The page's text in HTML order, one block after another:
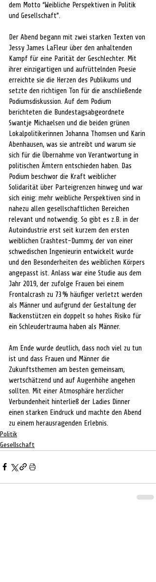
dem Motto “Weibliche Perspektiven in Politik
und Gesellschaft”.
Der Abend begann mit zwei starken Texten von
Jessy James LaFleur über den anhaltenden
Kampf für eine Parität der Geschlechter. Mit
ihrer einzigartigen und aufrüttelnden Poesie
erreichte sie die Herzen des Publikums und
setzte den richtigen Ton für die anschließende
Podiumsdiskussion. Auf dem Podium
berichteten die Bundestagsabgeordnete
Swantje Michaelsen und die beiden grünen
Lokalpolitikerinnen Johanna Thomsen und Karin
Abenhausen, was sie antreibt und warum sie
sich für die Übernahme von Verantwortung in
politischen Ämtern entschieden haben. Das
Podium beschwor die Kraft weiblicher
Solidarität über Parteigrenzen hinweg und war
sich einig: mehr weibliche Perspektiven sind in
nahezu allen gesellschaftlichen Bereichen
relevant und notwendig. So gibt es z.B. in der
Autoindustrie erst seit kurzem den ersten
weiblichen Crashtest-Dummy, der von einer
schwedischen Ingenieurin entwickelt wurde
und den Besonderheiten des weiblichen Körpers
angepasst ist. Anlass war eine Studie aus dem
Jahr 2019, der zufolge Frauen bei einem
Frontalcrash zu 73% häufiger verletzt werden
als Männer und aufgrund der Gestaltung der
Nackenstützen ein doppelt so hohes Risiko für
ein Schleudertrauma haben als Männer.
Am Ende wurde deutlich, dass noch viel zu tun
ist und dass Frauen und Männer die
Zukunftsthemen am besten gemeinsam,
wertschätzend und auf Augenhöhe angehen
sollten. Mit einer Atmosphäre herzlicher
Verbundenheit hinterließ der Ladies Dinner
einen starken Eindruck und machte den Abend
zu einem herausragenden Erlebnis.
Politik
Gesellschaft